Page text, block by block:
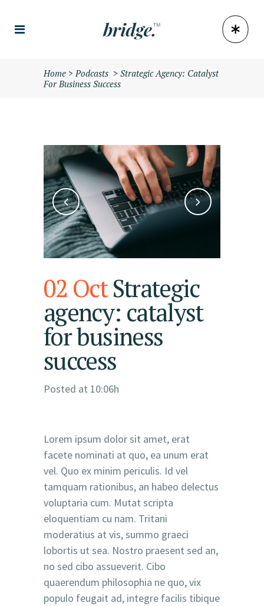
Home >Podcasts > Strategic Agency: Catalyst
For Business Success
02 OctStrategic
agency: catalyst
for business
success
Posted at 10:06h
Lorem ipsum dolor sit amet, erat
facete nominati at quo, ea unum erat
vel. Quo ex minim periculis. Id vel
tamquam rationibus, an habeo delectus
voluptaria cum. Mutat scripta
eloquentiam cu nam. Tritani
moderatius at vis, summo graeci
lobortis ut sea. Nostro praesent sed an,
no sed cibo assueverit. Cibo
quaerendum philosophia ne quo, vix
populo feugait ad, integre facilis tibique